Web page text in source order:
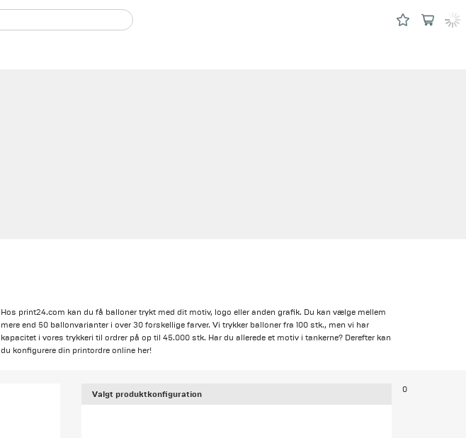
Hos print24.com kan du få balloner trykt med dit motiv, logo eller anden grafik. Du kan vælge mellem
mere end 50 ballonvarianter i over 30 forskellige farver. Vi trykker balloner fra 100 stk., men vi har
kapacitet i vores trykkeri til ordrer på op til 45.000 stk. Har du allerede et motiv i tankerne? Derefter kan
du konfigurere din printordre online her!
Valgt produktkonfiguration 0